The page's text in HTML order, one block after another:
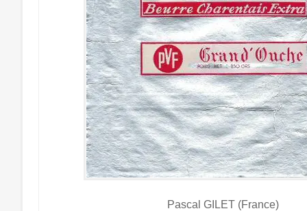
Pascal GILET (France)